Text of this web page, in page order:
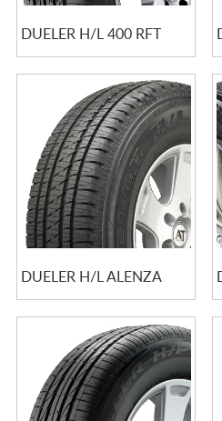
DUELER H/L 400 RFT
DUELER H/L ALENZA